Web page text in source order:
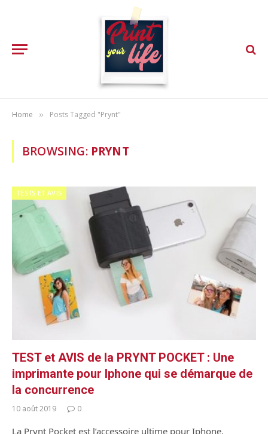
Home » Posts Tagged "Prynt"
BROWSING: PRYNT
TESTS ET AVIS
TEST et AVIS de la PRYNT POCKET : Une
imprimante pour Iphone qui se démarque de
la concurrence
10 août 2019 0
La Prynt Pocket est l’accessoire ultime pour Iphone.